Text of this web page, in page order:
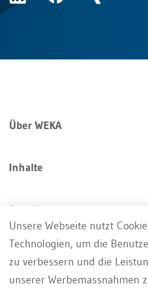
Über WEKA
Inhalte
Angebote
Services
Unsere Webseite nutzt
Technologien, um die
zu verbessern und die
unserer Werbemassnahmen